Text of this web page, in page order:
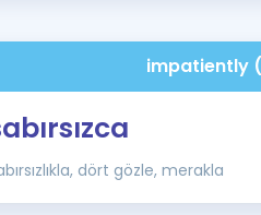
impatiently
dört gözle, merakla